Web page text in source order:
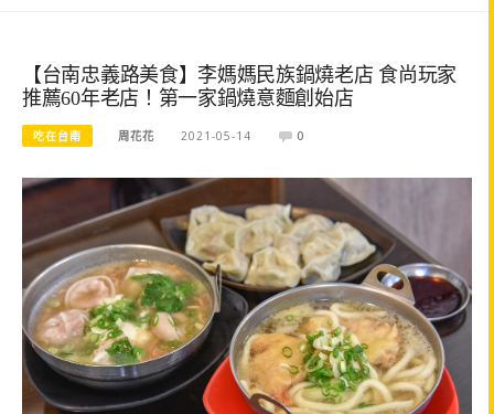
【台南忠義路美食】李媽媽民族鍋燒老店 食尚玩家
推薦60年老店！第一家鍋燒意麵創始店
吃在台南 周花花 2021-05-14 0